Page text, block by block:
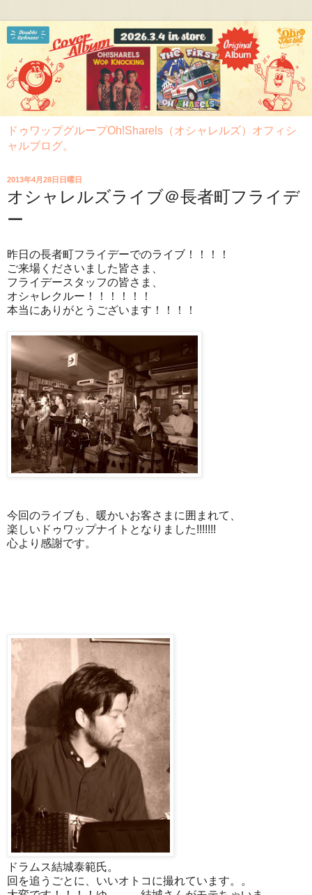
ドゥワップグループOh!Sharels（オシャレルズ）オフィシ
ャルブログ。
2013年4月28日日曜日
オシャレルズライブ＠長者町フライデ
ー
昨日の長者町フライデーでのライブ！！！！
ご来場くださいました皆さま、
フライデースタッフの皆さま、
オシャレクルー！！！！！！
本当にありがとうございます！！！！
今回のライブも、暖かいお客さまに囲まれて、
楽しいドゥワップナイトとなりました!!!!!!!
心より感謝です。
ドラムス結城泰範氏。
回を追うごとに、いいオトコに撮れています。。